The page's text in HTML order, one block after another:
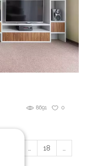
0
8691
… 18 …